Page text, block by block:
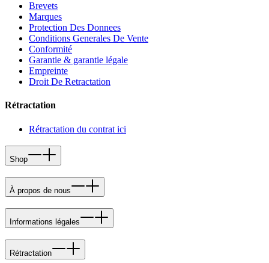
Brevets
Marques
Protection Des Donnees
Conditions Generales De Vente
Conformité
Garantie & garantie légale
Empreinte
Droit De Retractation
Rétractation
Rétractation du contrat ici
Shop
À propos de nous
Informations légales
Rétractation